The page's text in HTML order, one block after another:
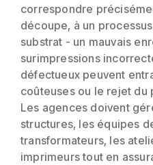
correspondre
découpe, à un
substrat - un mauvais
surimpressions
défectueux peuvent
coûteuses ou le rejet du
Les agences doivent
structures, les équipes
transformateurs, les
imprimeurs tout en